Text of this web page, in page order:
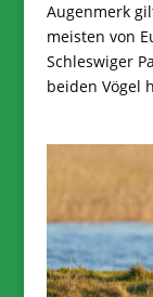
Augenmerk
meisten von
Schleswiger
beiden Vögel